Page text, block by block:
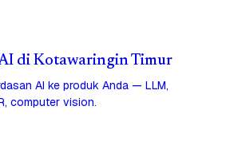
di Kotawaringin Timur
AI ke produk Anda — LLM,
computer vision.